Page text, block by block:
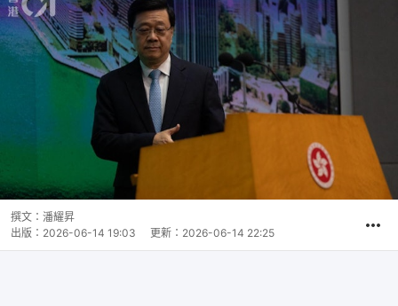
撰文： 潘耀昇
出版： 2026-06-14 19:03 更新： 2026-06-14 22:25